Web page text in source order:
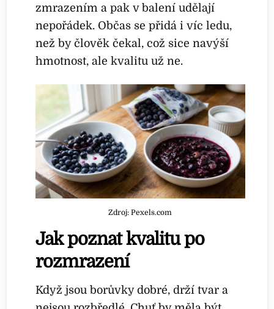
zmrazením a pak v balení udělají
nepořádek. Občas se přidá i víc ledu,
než by člověk čekal, což sice navýší
hmotnost, ale kvalitu už ne.
Zdroj: Pexels.com
Jak poznat kvalitu po
rozmrazení
Když jsou borůvky dobré, drží tvar a